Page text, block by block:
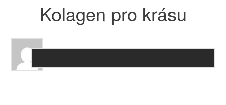
Kolagen pro krásu